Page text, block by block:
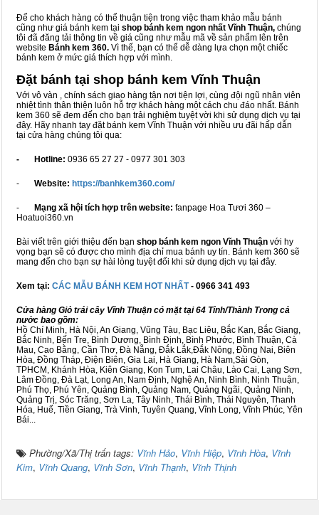
Để cho khách hàng có thể thuận tiện trong việc tham khảo mẫu bánh
cũng như giá bánh kem tại shop bánh kem ngon nhất Vĩnh Thuận, chúng
tôi đã đăng tải thông tin về giá cũng như mẫu mã về sản phẩm lên trên
website Bánh kem 360. Vì thế, bạn có thể dễ dàng lựa chọn một chiếc
bánh kem ở mức giá thích hợp với mình.
Đặt bánh tại shop bánh kem Vĩnh Thuận
Với vô vàn , chính sách giao hàng tận nơi tiện lợi, cùng đội ngũ nhân viên
nhiệt tình thân thiện luôn hỗ trợ khách hàng một cách chu đáo nhất. Bánh
kem 360 sẽ đem đến cho bạn trải nghiệm tuyệt vời khi sử dụng dịch vụ tại
đây. Hãy nhanh tay đặt bánh kem Vĩnh Thuận với nhiều ưu đãi hấp dẫn
tại cửa hàng chúng tôi qua:
- Hotline: 0936 65 27 27 - 0977 301 303
- Website: https://banhkem360.com/
- Mạng xã hội tích hợp trên website: fanpage Hoa Tươi 360 –
Hoatuoi360.vn
Bài viết trên giới thiệu đến bạn shop bánh kem ngon Vĩnh Thuận với hy
vọng bạn sẽ có được cho mình địa chỉ mua bánh uy tín. Bánh kem 360 sẽ
mang đến cho bạn sự hài lòng tuyệt đối khi sử dụng dịch vụ tại đây.
Xem tại: CÁC MẪU BÁNH KEM HOT NHẤT- 0966 341 493
Cửa hàng Giỏ trái cây Vĩnh Thuận có mặt tại 64 Tỉnh/Thành Trong cả
nước bao gồm:
Hồ Chí Minh, Hà Nội, An Giang, Vũng Tàu, Bạc Liêu, Bắc Kạn, Bắc Giang,
Bắc Ninh, Bến Tre, Bình Dương, Bình Định, Bình Phước, Bình Thuận, Cà
Mau, Cao Bằng, Cần Thơ, Đà Nẵng, Đắk Lắk,Đắk Nông, Đồng Nai, Biên
Hòa, Đồng Tháp, Điện Biên, Gia Lai, Hà Giang, Hà Nam,Sài Gòn,
TPHCM, Khánh Hòa, Kiên Giang, Kon Tum, Lai Châu, Lào Cai, Lạng Sơn,
Lâm Đồng, Đà Lạt, Long An, Nam Định, Nghệ An, Ninh Bình, Ninh Thuận,
Phú Thọ, Phú Yên, Quảng Bình, Quảng Nam, Quảng Ngãi, Quảng Ninh,
Quảng Trị, Sóc Trăng, Sơn La, Tây Ninh, Thái Bình, Thái Nguyên, Thanh
Hóa, Huế, Tiền Giang, Trà Vinh, Tuyên Quang, Vĩnh Long, Vĩnh Phúc, Yên
Bái...
Phường/Xã/Thị trấn tags: Vĩnh Hảo, Vĩnh Hiệp, Vĩnh Hòa, Vĩnh
Kim, Vĩnh Quang, Vĩnh Sơn, Vĩnh Thạnh, Vĩnh Thịnh